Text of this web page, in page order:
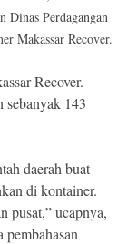
Dinas Perdagangan
Makassar Recover.
Recover.
sebanyak 143
daerah buat
di kontainer.
pusat,” ucapnya,